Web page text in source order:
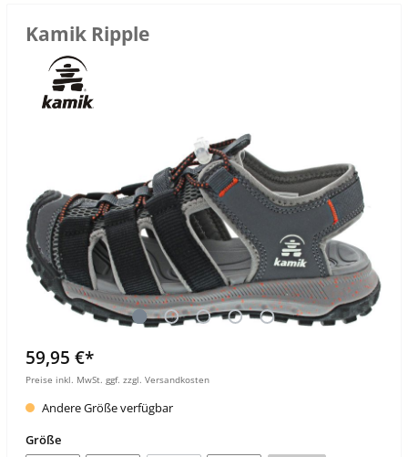
Kamik Ripple
59,95 €*
Preise inkl. MwSt. ggf. zzgl. Versandkosten
Andere Größe verfügbar
Größe